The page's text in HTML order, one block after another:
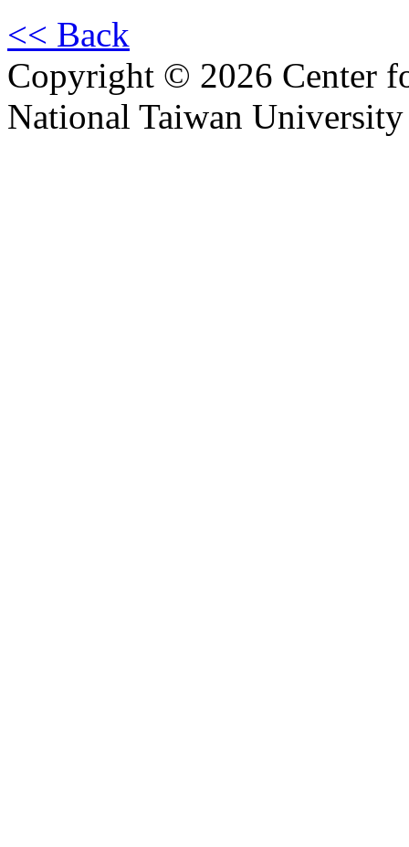
<< Back
Copyright © 2026 Center
National Taiwan University